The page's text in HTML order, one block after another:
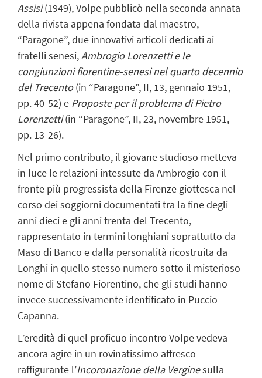
Assisi(1949), Volpe pubblicò nella seconda annata
della rivista appena fondata dal maestro,
“Paragone”, due innovativi articoli dedicati ai
fratelli senesi,Ambrogio Lorenzetti e le
congiunzioni fiorentine-senesi nel quarto decennio
del Trecento(in “Paragone”, II, 13, gennaio 1951,
pp. 40-52) e Proposte per il problema di Pietro
Lorenzetti(in “Paragone”, II, 23, novembre 1951,
pp. 13-26).
Nel primo contributo, il giovane studioso metteva
in luce le relazioni intessute da Ambrogio con il
fronte più progressista della Firenze giottesca nel
corso dei soggiorni documentati tra la fine degli
anni dieci e gli anni trenta del Trecento,
rappresentato in termini longhiani soprattutto da
Maso di Banco e dalla personalità ricostruita da
Longhi in quello stesso numero sotto il misterioso
nome di Stefano Fiorentino, che gli studi hanno
invece successivamente identificato in Puccio
Capanna.
L’eredità di quel proficuo incontro Volpe vedeva
ancora agire in un rovinatissimo affresco
raffigurante l’Incoronazione della Verginesulla